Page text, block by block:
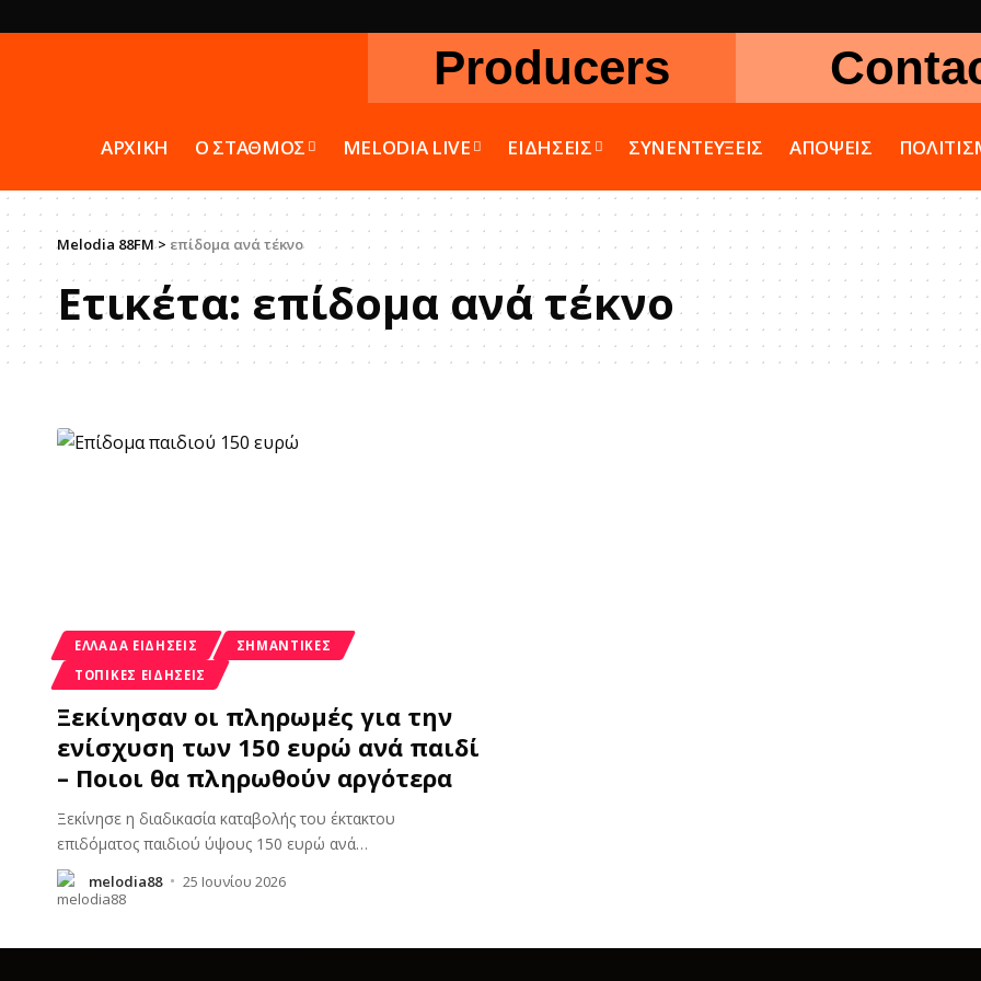
Producers
ΑΡΧΙΚΗ Ο ΣΤΑΘΜΟΣ MELODIA LIVE ΕΙΔΗΣΕΙΣ ΣΥΝΕΝΤΕΥΞΕΙΣ ΑΠΟΨΕΙΣ
Melodia 88FM> επίδομα ανά τέκνο
Ετικέτα: επίδομα ανά τέκνο
ΕΛΛΆΔΑ ΕΙΔΉΣΕΙΣ
ΣΗΜΑΝΤΙΚΈΣ
ΤΟΠΙΚΈΣ ΕΙΔΉΣΕΙΣ
Ξεκίνησαν οι πληρωμές για την
ενίσχυση των 150 ευρώ ανά παιδί
– Ποιοι θα πληρωθούν αργότερα
Ξεκίνησε η διαδικασία καταβολής του έκτακτου
επιδόματος παιδιού ύψους 150 ευρώ ανά…
melodia88 25 Ιουνίου 2026